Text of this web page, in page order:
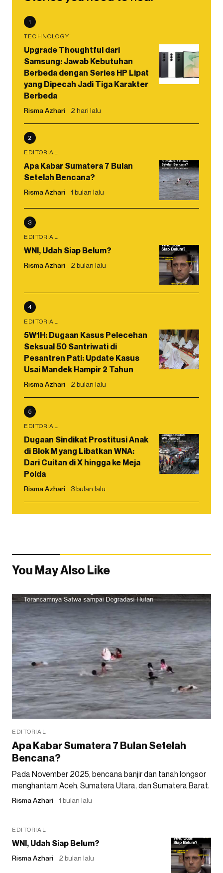
1
TECHNOLOGY
Upgrade Thoughtful dari
Samsung: Jawab Kebutuhan
Berbeda dengan Series HP Lipat
yang Dipecah Jadi Tiga Karakter
Berbeda
Risma Azhari 2 hari lalu
2
EDITORIAL
Apa Kabar Sumatera 7 Bulan
Setelah Bencana?
Risma Azhari 1 bulan lalu
3
EDITORIAL
WNI, Udah Siap Belum?
Risma Azhari 2 bulan lalu
4
EDITORIAL
5W1H: Dugaan Kasus Pelecehan
Seksual 50 Santriwati di
Pesantren Pati: Update Kasus
Usai Mandek Hampir 2 Tahun
Risma Azhari 2 bulan lalu
5
EDITORIAL
Dugaan Sindikat Prostitusi Anak
di Blok M yang Libatkan WNA:
Dari Cuitan di X hingga ke Meja
Polda
Risma Azhari 3 bulan lalu
You May Also Like
EDITORIAL
Apa Kabar Sumatera 7 Bulan Setelah
Bencana?
Pada November 2025, bencana banjir dan tanah longsor
menghantam Aceh, Sumatera Utara, dan Sumatera Barat.
Risma Azhari 1 bulan lalu
EDITORIAL
WNI, Udah Siap Belum?
Risma Azhari 2 bulan lalu